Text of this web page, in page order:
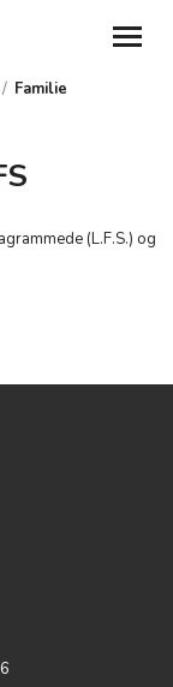
/ Familie
(L.F.S.) og